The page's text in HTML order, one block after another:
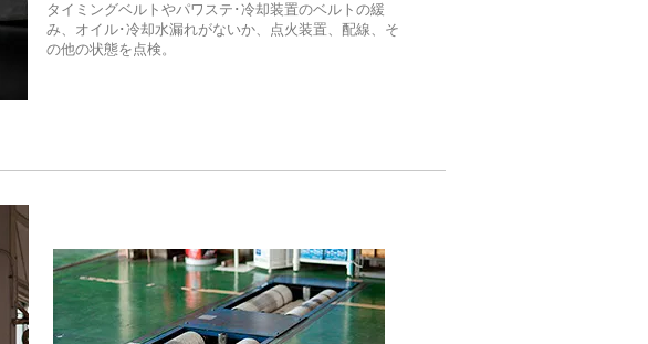
タイミングベルトやパワステ･冷却装置のベルトの緩
み、オイル･冷却水漏れがないか、点火装置、配線、そ
の他の状態を点検。